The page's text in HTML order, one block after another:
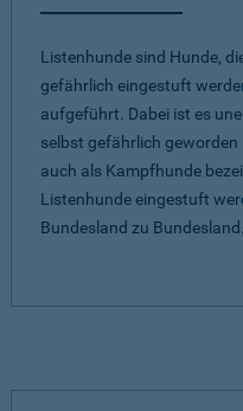
Listenhunde sind Hunde,
gefährlich eingestuft
aufgeführt. Dabei ist es
selbst gefährlich
auch als Kampfhunde
Listenhunde eingestuft
Bundesland zu Bundesland.